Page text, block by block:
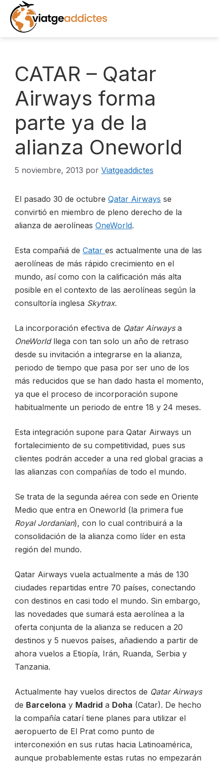
Saltar
contenido
DESTINOS
EXCURSIONES
RECURSOS
LIBROS
CATAR – Qatar
Airways forma
parte ya de la
alianza Oneworld
5 noviembre, 2013 por Viatgeaddictes
El pasado 30 de octubre Qatar Airways se
convirtió en miembro de pleno derecho de la
alianza de aerolíneas OneWorld.
Esta compañiá de Catar es actualmente una de las
aerolíneas de más rápido crecimiento en el
mundo, así como con la calificación más alta
posible en el contexto de las aerolíneas según la
consultoría inglesa Skytrax.
La incorporación efectiva de Qatar Airwaysa
OneWorldllega con tan solo un año de retraso
desde su invitación a integrarse en la alianza,
periodo de tiempo que pasa por ser uno de los
más reducidos que se han dado hasta el momento,
ya que el proceso de incorporación supone
habitualmente un periodo de entre 18 y 24 meses.
Esta integración supone para Qatar Airways un
fortalecimiento de su competitividad, pues sus
clientes podrán acceder a una red global gracias a
las alianzas con compañías de todo el mundo.
Se trata de la segunda aérea con sede en Oriente
Medio que entra en Oneworld (la primera fue
Royal Jordanian), con lo cual contribuirá a la
consolidación de la alianza como líder en esta
región del mundo.
Qatar Airways vuela actualmente a más de 130
ciudades repartidas entre 70 países, conectando
con destinos en casi todo el mundo. Sin embargo,
las novedades que sumará esta aerolínea a la
oferta conjunta de la alianza se reducen a 20
destinos y 5 nuevos países, añadiendo a partir de
ahora vuelos a Etiopía, Irán, Ruanda, Serbia y
Tanzania.
Actualmente hay vuelos directos de Qatar Airways
de Barcelona y Madrid a Doha (Catar). De hecho
la compañía catarí tiene planes para utilizar el
aeropuerto de El Prat como punto de
interconexión en sus rutas hacia Latinoamérica,
aunque probablemente estas rutas no empezarán